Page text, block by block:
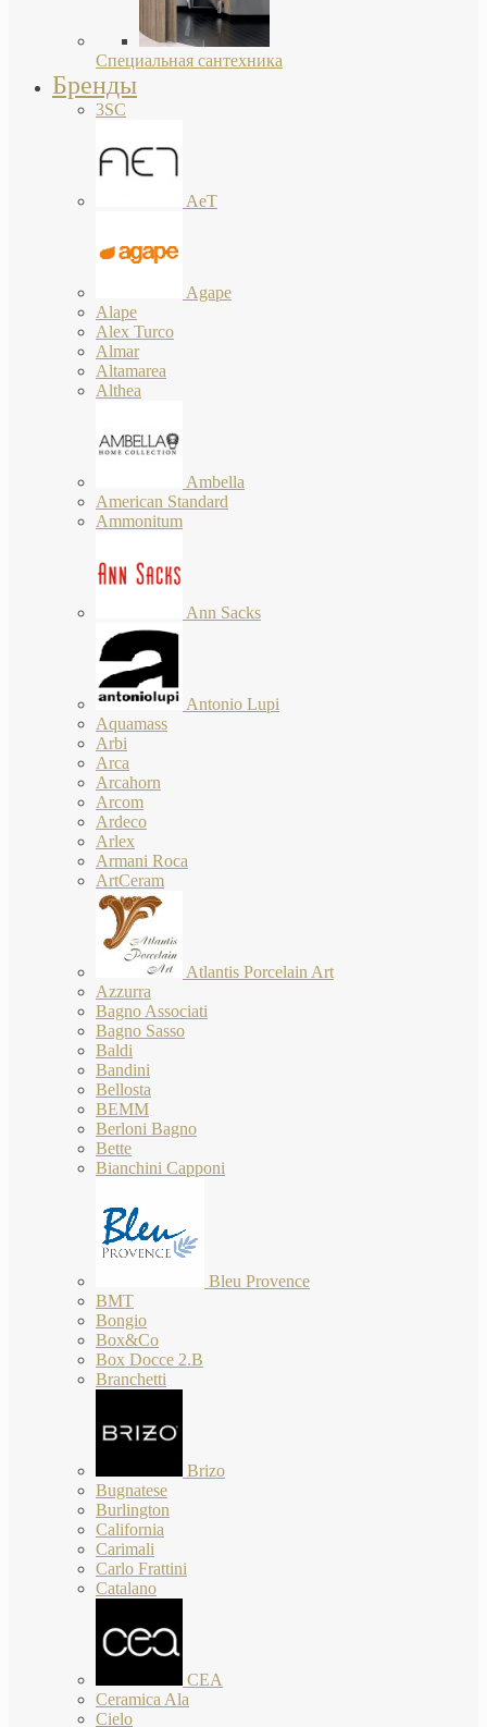
Специальная сантехника
Бренды
3SC
AeT
Agape
Alape
Alex Turco
Almar
Altamarea
Althea
Ambella
American Standard
Ammonitum
Ann Sacks
Antonio Lupi
Aquamass
Arbi
Arca
Arcahorn
Arcom
Ardeco
Arlex
Armani Roca
ArtCeram
Atlantis Porcelain Art
Azzurra
Bagno Associati
Bagno Sasso
Baldi
Bandini
Bellosta
BEMM
Berloni Bagno
Bette
Bianchini Capponi
Bleu Provence
BMT
Bongio
Box&Co
Box Docce 2.B
Branchetti
Brizo
Bugnatese
Burlington
California
Carimali
Carlo Frattini
Catalano
CEA
Ceramica Ala
Cielo